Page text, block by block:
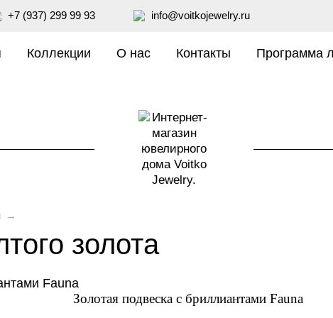
+7 (937) 299 99 93 info@voitkojewelry.ru
Коллекции О нас Контакты Программа
→
золота
Золотая подвеска с бриллиантами Fauna